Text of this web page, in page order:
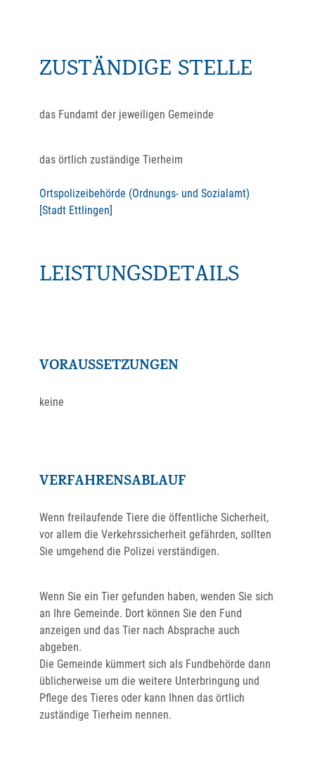
ZUSTÄNDIGE STELLE
das Fundamt der jeweiligen Gemeinde
das örtlich zuständige Tierheim
Ortspolizeibehörde (Ordnungs- und Sozialamt)
[Stadt Ettlingen]
LEISTUNGSDETAILS
VORAUSSETZUNGEN
keine
VERFAHRENSABLAUF
Wenn freilaufende Tiere die öffentliche Sicherheit,
vor allem die Verkehrssicherheit gefährden, sollten
Sie umgehend die Polizei verständigen.
Wenn Sie ein Tier gefunden haben, wenden Sie sich
an Ihre Gemeinde. Dort können Sie den Fund
anzeigen und das Tier nach Absprache auch
abgeben.
Die Gemeinde kümmert sich als Fundbehörde dann
üblicherweise um die weitere Unterbringung und
Pflege des Tieres oder kann Ihnen das örtlich
zuständige Tierheim nennen.